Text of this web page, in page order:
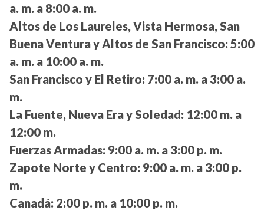
a. m. a 8:00 a. m.
Altos de Los Laureles, Vista Hermosa, San
Buena Ventura y Altos de San Francisco: 5:00
a. m. a 10:00 a. m.
San Francisco y El Retiro: 7:00 a. m. a 3:00 a.
m.
La Fuente, Nueva Era y Soledad: 12:00 m. a
12:00 m.
Fuerzas Armadas: 9:00 a. m. a 3:00 p. m.
Zapote Norte y Centro: 9:00 a. m. a 3:00 p.
m.
Canadá: 2:00 p. m. a 10:00 p. m.